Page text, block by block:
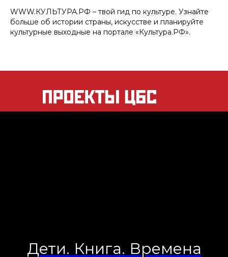
WWW.КУЛЬТУРА.РФ – твой гид по культуре. Узнайте
больше об истории страны, искусстве и планируйте
культурные выходные на портале «Культура.РФ».
Дети. Книга. Времена